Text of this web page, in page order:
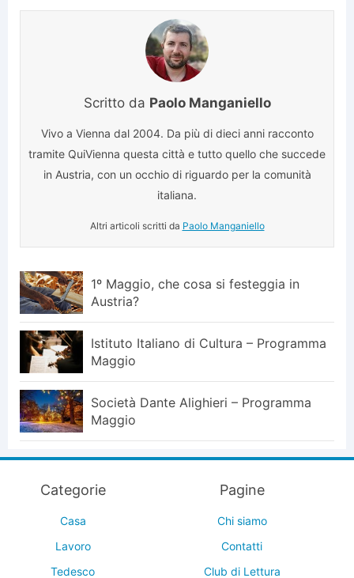
Scritto da Paolo Manganiello
Vivo a Vienna dal 2004. Da più di dieci anni racconto
tramite QuiVienna questa città e tutto quello che succede
in Austria, con un occhio di riguardo per la comunità
italiana.
Altri articoli scritti da Paolo Manganiello
1º Maggio, che cosa si festeggia in
Austria?
Istituto Italiano di Cultura – Programma
Maggio
Società Dante Alighieri – Programma
Maggio
Categorie
Casa
Lavoro
Tedesco
Pagine
Chi siamo
Contatti
Club di Lettura